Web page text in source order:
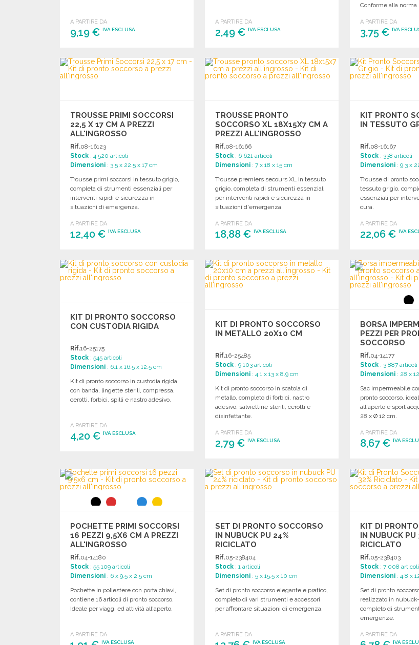
A PARTIRE DA
9,19 € IVA ESCLUSA
Richiedi un preventivo
A PARTIRE DA
2,49 €IVA ESCLUSA
Richiedi un preventivo
Conforme alla norma
A PARTIRE DA
3,75 €IVA
Richiedi
TROUSSE PRIMI SOCCORSI
22,5 X 17 CM A PREZZI
ALL'INGROSSO
Rif.08-16123
Stock : 4 520 articoli
Dimensioni : 3.5 x 22.5 x 17 cm
Trousse primi soccorsi in tessuto grigio,
completa di strumenti essenziali per
interventi rapidi e sicurezza in
situazioni di emergenza.
A PARTIRE DA
12,40 € IVA ESCLUSA
Richiedi un preventivo
TROUSSE PRONTO
SOCCORSO XL 18X15X7 CM A
PREZZI ALL'INGROSSO
Rif.08-16166
Stock : 6 621 articoli
Dimensioni : 7 x 18 x 15 cm
Trousse premiers secours XL in tessuto
grigio, completa di strumenti essenziali
per interventi rapidi e sicurezza in
situazioni d'emergenza.
A PARTIRE DA
18,88 €IVA ESCLUSA
Richiedi un preventivo
KIT PRONTO
IN TESSUTO
Rif.08-16167
Stock : 338 articoli
Dimensioni : 9.3 x
Trousse di pronto
tessuto grigio,
essenziali per
cura.
A PARTIRE DA
22,06 €IVA
Richiedi un
KIT DI PRONTO SOCCORSO
CON CUSTODIA RIGIDA
Rif.16-25175
Stock : 545 articoli
Dimensioni : 6.1 x 16.5 x 12.5 cm
Kit di pronto soccorso in custodia rigida
con banda, lingette sterili, compressa,
cerotti, forbici, spilli e nastro adesivo.
A PARTIRE DA
4,20 € IVA ESCLUSA
Richiedi un preventivo
KIT DI PRONTO SOCCORSO
IN METALLO 20X10 CM
Rif.16-25485
Stock : 9 103 articoli
Dimensioni : 4.1 x 13 x 8.9 cm
Kit di pronto soccorso in scatola di
metallo, completo di forbici, nastro
adesivo, salviettine sterili, cerotti e
disinfettante.
A PARTIRE DA
2,79 €IVA ESCLUSA
Richiedi un preventivo
BORSA
PEZZI PER
SOCCORSO
Rif.04-14177
Stock : 3 887 articoli
Dimensioni : 28 x
Sac impermeabile
pronto soccorso,
all'aperto e sport
28 x Ø 12 cm.
A PARTIRE DA
8,67 €IVA
Richiedi un
POCHETTE PRIMI SOCCORSI
16 PEZZI 9,5X6 CM A PREZZI
ALL'INGROSSO
Rif.04-14180
Stock : 55 109 articoli
Dimensioni : 6 x 9.5 x 2.5 cm
Pochette in poliestere con porta chiavi,
contiene 16 articoli di pronto soccorso.
Ideale per viaggi ed attività all'aperto.
A PARTIRE DA
IVA ESCLUSA
SET DI PRONTO SOCCORSO
IN NUBUCK PU 24%
RICICLATO
Rif.05-238404
Stock : 1 articoli
Dimensioni : 5 x 15.5 x 10 cm
Set di pronto soccorso elegante e pratico,
completo di vari strumenti e accessori
per affrontare situazioni di emergenza.
A PARTIRE DA
IVA ESCLUSA
KIT DI
IN NUBUCK PU
RICICLATO
Rif.05-238403
Stock : 7 008 articoli
Dimensioni : 4.8 x
Set di pronto
realizzato in
completo di
emergenze.
A PARTIRE DA
IVA